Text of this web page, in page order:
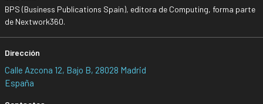
BPS (Business Publications Spain), editora de Computing, forma parte
de Nextwork360.
Dirección
Calle Azcona 12, Bajo B, 28028 Madrid
España